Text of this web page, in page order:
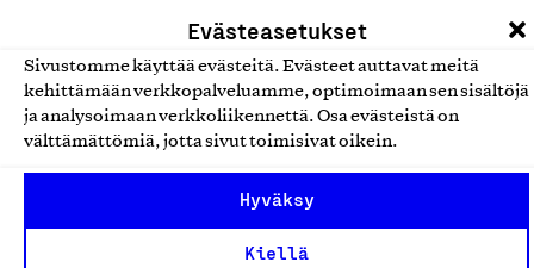
Evästeasetukset
Sivustomme käyttää evästeitä. Evästeet auttavat meitä
kehittämään verkkopalveluamme, optimoimaan sen sisältöjä
ja analysoimaan verkkoliikennettä. Osa evästeistä on
välttämättömiä, jotta sivut toimisivat oikein.
Hyväksy
Kiellä
Verkkokauppapalvelut
Kosmos Beauty Lab Oy
Kosmos Beauty Lab Oy, Verkkokauppa
Kaarnavilla.fi ja